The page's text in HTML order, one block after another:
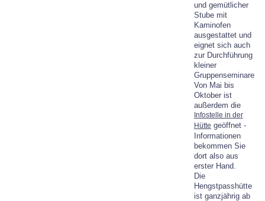
und gemütlicher
Stube mit
Kaminofen
ausgestattet und
eignet sich auch
zur Durchführung
kleiner
Gruppenseminare.
Von Mai bis
Oktober ist
außerdem die
Infostelle in der
Hütte geöffnet -
Informationen
bekommen Sie
dort also aus
erster Hand.
Die
Hengstpasshütte
ist ganzjährig ab